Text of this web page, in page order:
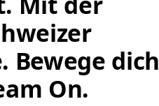
Bewege
On.